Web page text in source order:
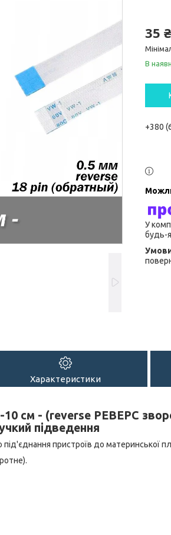
35 ₴
В
+380
У
будь-
Характеристики
см - (reverse РЕВЕРС
підведення
пристроїв до материнської